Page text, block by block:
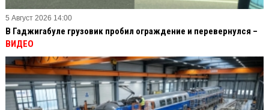
5 Август 2026 14:00
В Гаджигабуле грузовик пробил ограждение и перевернулся –
ВИДЕО